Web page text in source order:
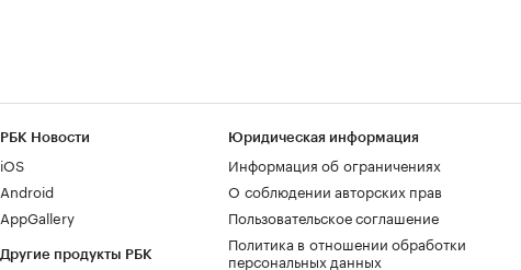
РБК Новости
iOS
Android
AppGallery
Другие продукты РБК
Юридическая информация
Информация об ограничениях
О соблюдении авторских прав
Пользовательское соглашение
Политика в отношении обработки
персональных данных